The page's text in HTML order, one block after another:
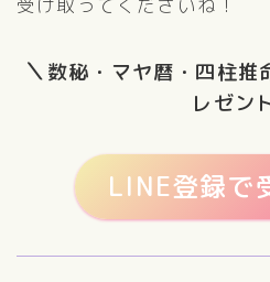
＼ 数秘・マヤ暦・四柱推
レゼン
LINE登録で